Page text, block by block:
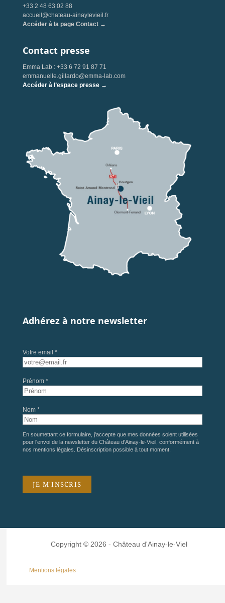
+33 2 48 63 02 88
accueil@chateau-ainaylevieil.fr
Accéder à la page Contact →
Contact presse
Emma Lab : +33 6 72 91 87 71
emmanuelle.gillardo@emma-lab.com
Accéder à l’espace presse →
Adhérez à notre newsletter
Votre email *
Prénom *
Nom *
En soumettant ce formulaire, j'accepte que mes données soient utilisées
pour l'envoi de la newsletter du Château d'Ainay-le-Vieil, conformément à
nos mentions légales . Désinscription possible à tout moment.
Copyright © 2026 - Château d'Ainay-le-Viel
Mentions légales